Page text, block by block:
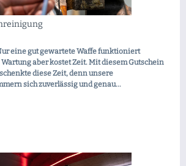
eine gut gewartete Waffe funktioniert
aber kostet Zeit. Mit diesem Gutschein
diese Zeit, denn unsere
sich zuverlässig und genau...